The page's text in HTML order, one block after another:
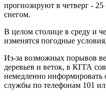
прогнозируют в четверг -
снегом.
В целом столице в среду и
изменятся погодные
Из-за возможных порывов
деревьев и веток, в КГГА
немедленно информировать
службы по телефонам 101